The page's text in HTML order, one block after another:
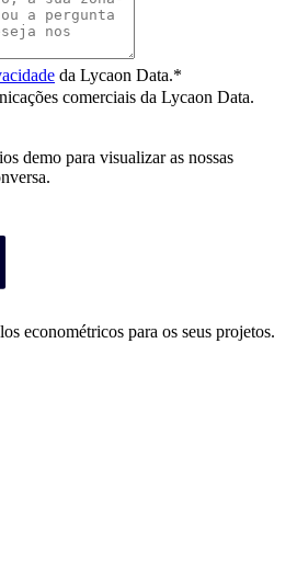
da Lycaon Data.*
comerciais da Lycaon Data.
demo para visualizar as nossas
econométricos para os seus projetos.